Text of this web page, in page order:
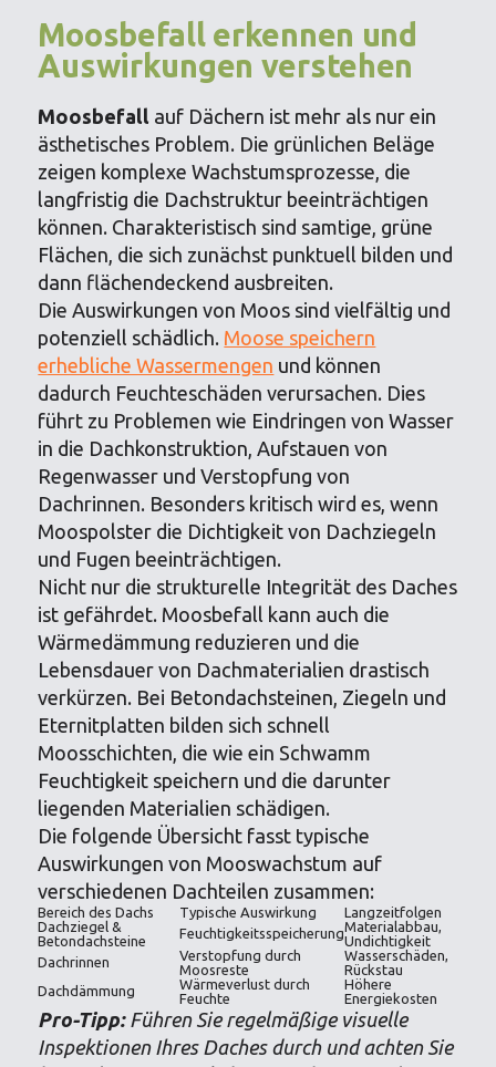
Moosbefall erkennen und
Auswirkungen verstehen
Moosbefall auf Dächern ist mehr als nur ein
ästhetisches Problem. Die grünlichen Beläge
zeigen komplexe Wachstumsprozesse, die
langfristig die Dachstruktur beeinträchtigen
können. Charakteristisch sind samtige, grüne
Flächen, die sich zunächst punktuell bilden und
dann flächendeckend ausbreiten.
Die Auswirkungen von Moos sind vielfältig und
potenziell schädlich. Moose speichern
erhebliche Wassermengen und können
dadurch Feuchteschäden verursachen. Dies
führt zu Problemen wie Eindringen von Wasser
in die Dachkonstruktion, Aufstauen von
Regenwasser und Verstopfung von
Dachrinnen. Besonders kritisch wird es, wenn
Moospolster die Dichtigkeit von Dachziegeln
und Fugen beeinträchtigen.
Nicht nur die strukturelle Integrität des Daches
ist gefährdet. Moosbefall kann auch die
Wärmedämmung reduzieren und die
Lebensdauer von Dachmaterialien drastisch
verkürzen. Bei Betondachsteinen, Ziegeln und
Eternitplatten bilden sich schnell
Moosschichten, die wie ein Schwamm
Feuchtigkeit speichern und die darunter
liegenden Materialien schädigen.
Die folgende Übersicht fasst typische
Auswirkungen von Mooswachstum auf
verschiedenen Dachteilen zusammen:
Bereich des Dachs Typische Auswirkung
Langzeitfolgen
Dachziegel &
Betondachsteine
FeuchtigkeitsspeicherungMaterialabbau,
Undichtigkeit
Dachrinnen
Verstopfung durch
Moosreste
Wasserschäden,
Rückstau
Dachdämmung
Wärmeverlust durch
Feuchte
Höhere
Energiekosten
Pro-Tipp: Führen Sie regelmäßige visuelle
Inspektionen Ihres Daches durch und achten Sie